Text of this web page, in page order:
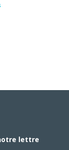
lettre